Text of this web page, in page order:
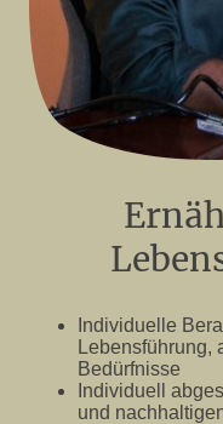
Individuelle
Lebensführung,
Bedürfnisse
Individuell
und